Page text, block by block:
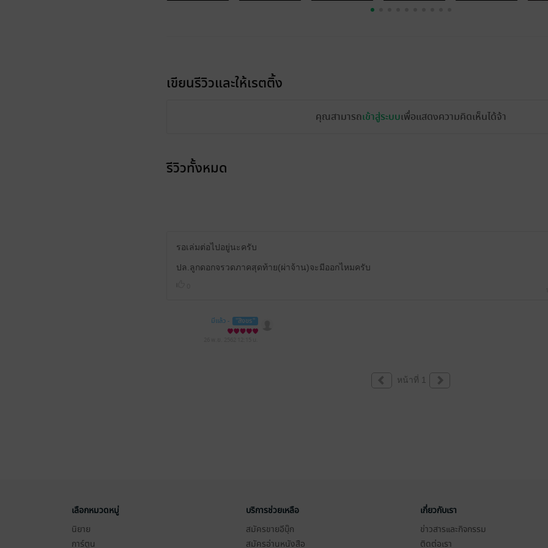
เขียนรีวิวและให้เรตติ้ง
คุณสามารถเข้าสู่ระบบเพื่อแสดงความคิดเห็นได้จ้า
รีวิวทั้งหมด
รอเล่มต่อไปอยู่นะครับ
ปล.ลูกดอกจรวดภาคสุดท้าย(ผ่าจ้าน)จะมีออกไหมครับ
มีแล้ว - "สิงขร"
หน้าที่ 1
เลือกหมวดหมู่
นิยาย
การ์ตูน
บริการช่วยเหลือ
สมัครขายอีบุ๊ก
สมัครอ่านหนังสือ
เกี่ยวกับเรา
ข่าวสารและกิจกรรม
ติดต่อเรา